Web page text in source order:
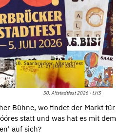
50. Altstadtfest 2026 - LHS
Bühne, wo findet der Markt für
statt und was hat es mit dem
auf sich?